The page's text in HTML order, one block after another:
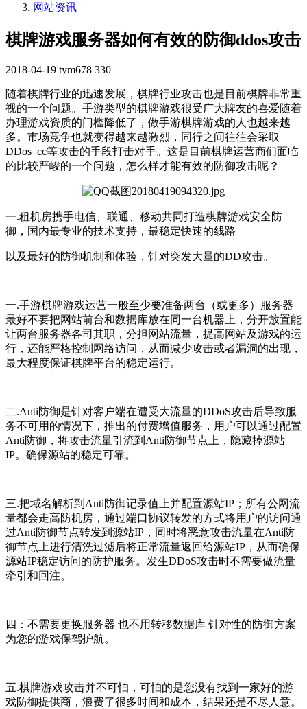
网站资讯
棋牌游戏服务器如何有效的防御ddos攻击
2018-04-19 tym678 330
随着棋牌行业的迅速发展，棋牌行业攻击也是目前棋牌非常重
视的一个问题。手游类型的棋牌游戏很受广大牌友的喜爱随着
办理游戏资质的门槛降低了，做手游棋牌游戏的人也越来越
多。市场竞争也就变得越来越激烈，同行之间往往会采取
DDos cc等攻击的手段打击对手。这是目前棋牌运营商们面临
的比较严峻的一个问题，怎么样才能有效的防御攻击呢？
一.租机房携手电信、联通、移动共同打造棋牌游戏安全防
御，国内最专业的技术支持，最稳定快速的线路
以及最好的防御机制和体验，针对突发大量的DD攻击。
一.手游棋牌游戏运营一般至少要准备两台（或更多）服务器
最好不要把网站前台和数据库放在同一台机器上，分开放置能
让两台服务器各司其职，分担网站流量，提高网站及游戏的运
行，还能严格控制网络访问，从而减少攻击或者漏洞的出现，
最大程度保证棋牌平台的稳定运行。
二.Anti防御是针对客户端在遭受大流量的DDoS攻击后导致服
务不可用的情况下，推出的付费增值服务，用户可以通过配置
Anti防御，将攻击流量引流到Anti防御节点上，隐藏掉源站
IP。确保源站的稳定可靠。
三.把域名解析到Anti防御记录值上并配置源站IP；所有公网流
量都会走高防机房，通过端口协议转发的方式将用户的访问通
过Anti防御节点转发到源站IP，同时将恶意攻击流量在Anti防
御节点上进行清洗过滤后将正常流量返回给源站IP，从而确保
源站IP稳定访问的防护服务。发生DDoS攻击时不需要做流量
牵引和回注。
四：不需要更换服务器 也不用转移数据库 针对性的防御方案
为您的游戏保驾护航。
五.棋牌游戏攻击并不可怕，可怕的是您没有找到一家好的游
戏防御提供商，浪费了很多时间和成本，结果还是不尽人意。